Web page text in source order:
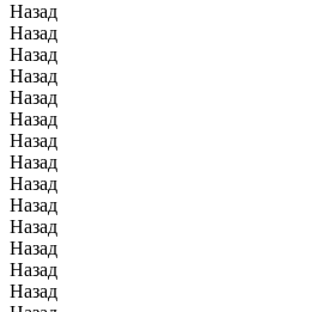
Назад
Назад
Назад
Назад
Назад
Назад
Назад
Назад
Назад
Назад
Назад
Назад
Назад
Назад